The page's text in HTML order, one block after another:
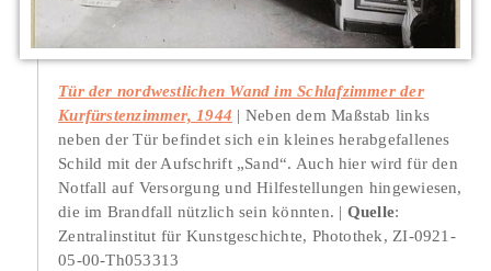
Tür der nordwestlichen Wand im Schlafzimmer der
Kurfürstenzimmer, 1944
Neben dem Maßstab links
neben der Tür befindet sich ein kleines herabgefallenes
Schild mit der Aufschrift „Sand“. Auch hier wird für den
Notfall auf Versorgung und Hilfestellungen hingewiesen,
die im Brandfall nützlich sein könnten.
Quelle:
Zentralinstitut für Kunstgeschichte, Photothek, ZI-0921-
05-00-Th053313